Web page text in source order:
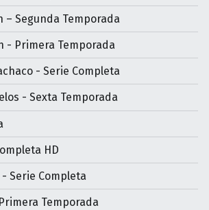
– Segunda Temporada
- Primera Temporada
- Serie Completa
- Sexta Temporada
HD
Serie Completa
Temporada